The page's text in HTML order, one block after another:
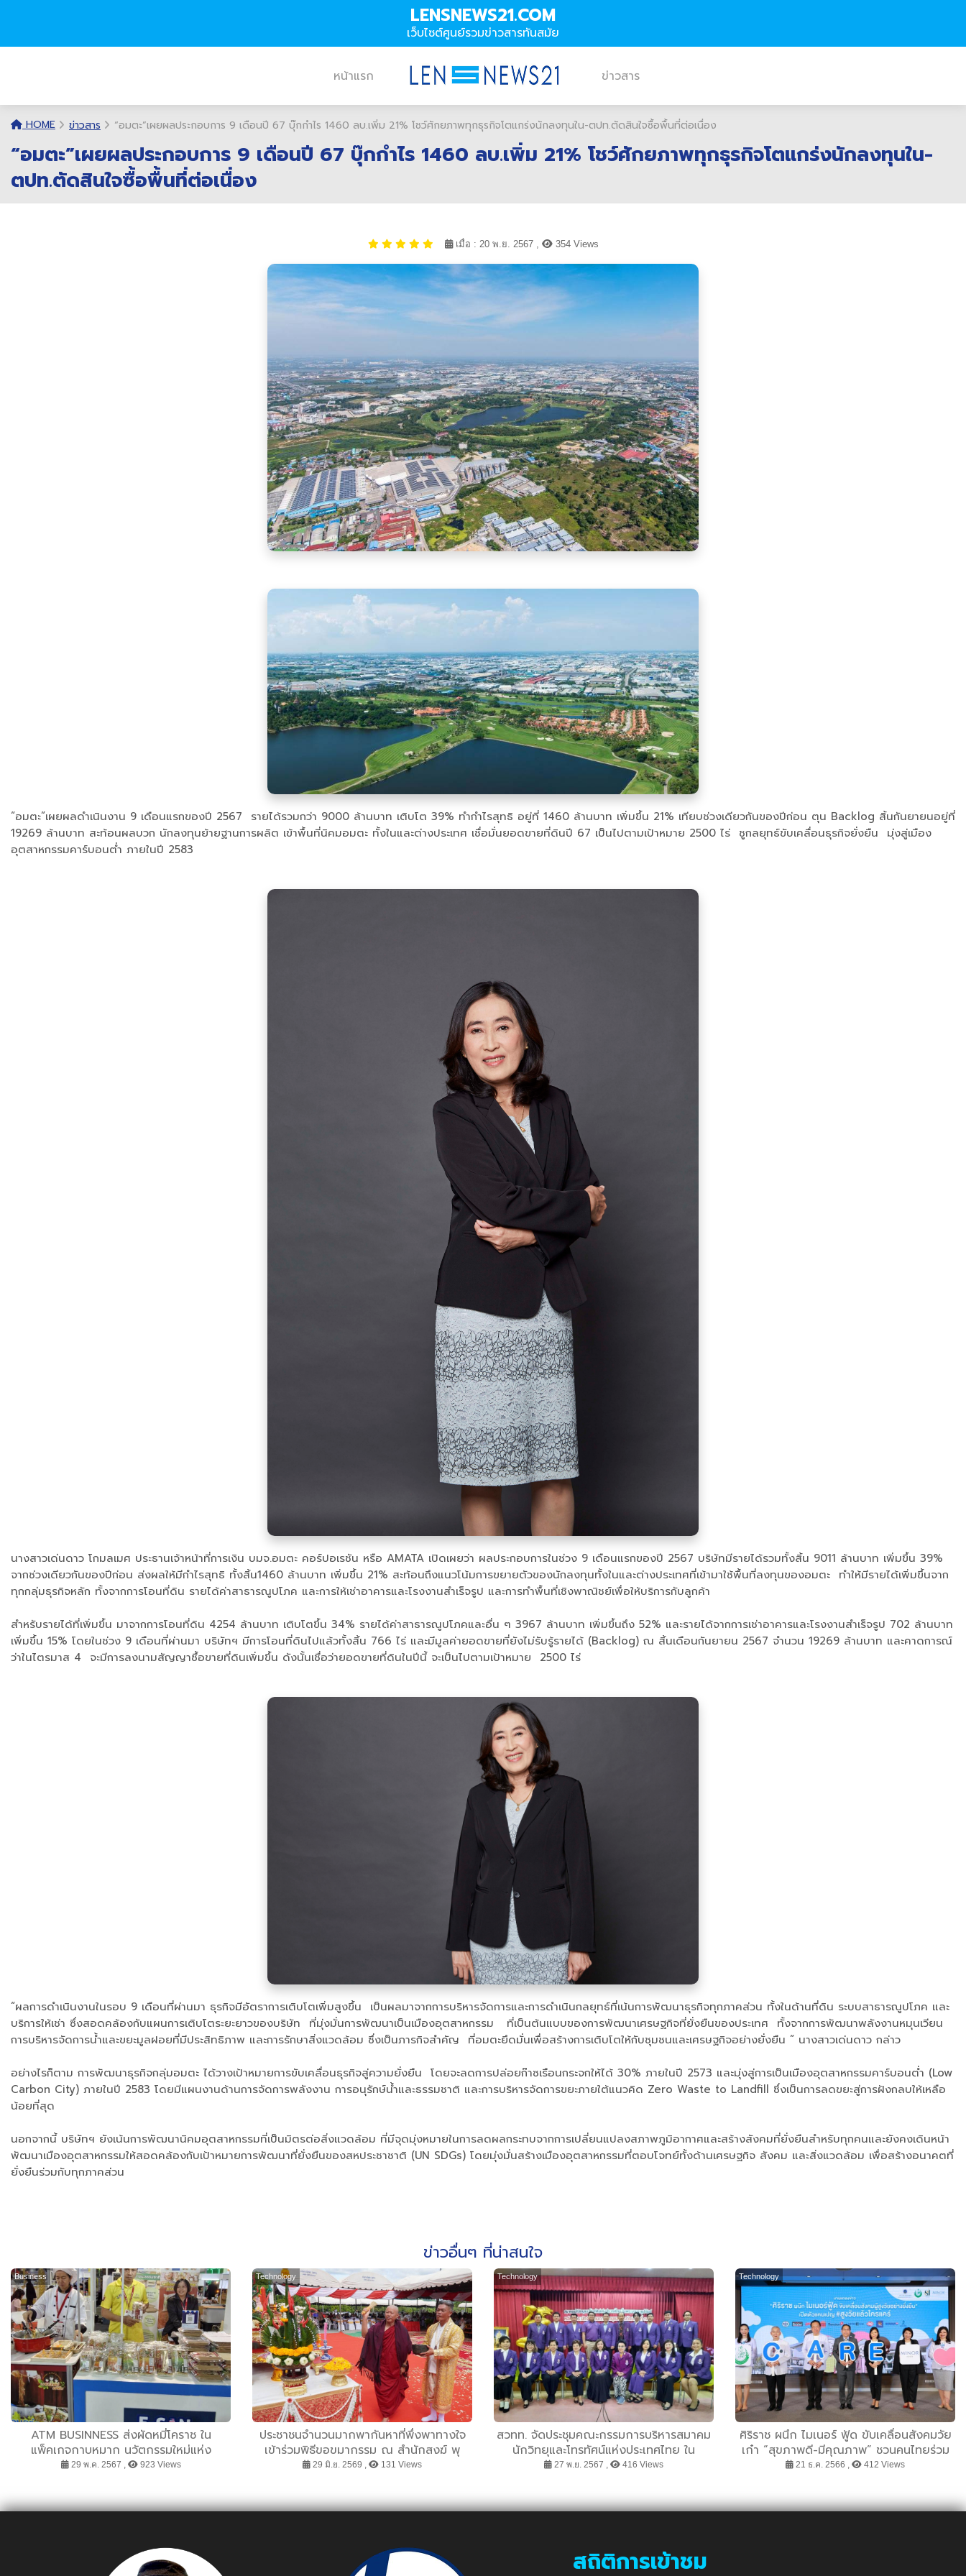
LENSNEWS21.COM
เว็บไซต์ศูนย์รวมข่าวสารทันสมัย
หน้าแรก ข่าวสาร
HOME ข่าวสาร “อมตะ”เผยผลประกอบการ 9 เดือนปี 67 บุ๊กกำไร 1460 ลบ.เพิ่ม 21% โชว์ศักยภาพทุกธุรกิจโตแกร่งนักลงทุนใน-ตปท.ตัดสินใจซื้อพื้นที่ต่อเนื่อง
“อมตะ”เผยผลประกอบการ 9 เดือนปี 67 บุ๊กกำไร 1460 ลบ.เพิ่ม 21% โชว์ศักยภาพทุกธุรกิจโตแกร่งนักลงทุนใน-
ตปท.ตัดสินใจซื้อพื้นที่ต่อเนื่อง
เมื่อ : 20 พ.ย. 2567 , 354 Views
“อมตะ”เผยผลดำเนินงาน 9 เดือนแรกของปี 2567 รายได้รวมกว่า 9000 ล้านบาท เติบโต 39% ทำกำไรสุทธิ อยู่ที่ 1460 ล้านบาท เพิ่มขึ้น 21% เทียบช่วงเดียวกันของปีก่อน ตุน Backlog สิ้นกันยายนอยู่ที่
19269 ล้านบาท สะท้อนผลบวก นักลงทุนย้ายฐานการผลิต เข้าพื้นที่นิคมอมตะ ทั้งในและต่างประเทศ เชื่อมั่นยอดขายที่ดินปี 67 เป็นไปตามเป้าหมาย 2500 ไร่ ชูกลยุทธ์ขับเคลื่อนธุรกิจยั่งยืน มุ่งสู่เมือง
อุตสาหกรรมคาร์บอนต่ำ ภายในปี 2583
นางสาวเด่นดาว โกมลเมศ ประธานเจ้าหน้าที่การเงิน บมจ.อมตะ คอร์ปอเรชัน หรือ AMATA เปิดเผยว่า ผลประกอบการในช่วง 9 เดือนแรกของปี 2567 บริษัทมีรายได้รวมทั้งสิ้น 9011 ล้านบาท เพิ่มขึ้น 39%
จากช่วงเดียวกันของปีก่อน ส่งผลให้มีกำไรสุทธิ ทั้งสิ้น1460 ล้านบาท เพิ่มขึ้น 21% สะท้อนถึงแนวโน้มการขยายตัวของนักลงทุนทั้งในและต่างประเทศที่เข้ามาใช้พื้นที่ลงทุนของอมตะ ทำให้มีรายได้เพิ่มขึ้นจาก
ทุกกลุ่มธุรกิจหลัก ทั้งจากการโอนที่ดิน รายได้ค่าสาธารณูปโภค และการให้เช่าอาคารและโรงงานสำเร็จรูป และการทำพื้นที่เชิงพาณิชย์เพื่อให้บริการกับลูกค้า
สำหรับรายได้ที่เพิ่มขึ้น มาจากการโอนที่ดิน 4254 ล้านบาท เติบโตขึ้น 34% รายได้ค่าสาธารณูปโภคและอื่น ๆ 3967 ล้านบาท เพิ่มขึ้นถึง 52% และรายได้จากการเช่าอาคารและโรงงานสำเร็จรูป 702 ล้านบาท
เพิ่มขึ้น 15% โดยในช่วง 9 เดือนที่ผ่านมา บริษัทฯ มีการโอนที่ดินไปแล้วทั้งสิ้น 766 ไร่ และมีมูลค่ายอดขายที่ยังไม่รับรู้รายได้ (Backlog) ณ สิ้นเดือนกันยายน 2567 จำนวน 19269 ล้านบาท และคาดการณ์
ว่าในไตรมาส 4 จะมีการลงนามสัญญาซื้อขายที่ดินเพิ่มขึ้น ดังนั้นเชื่อว่ายอดขายที่ดินในปีนี้ จะเป็นไปตามเป้าหมาย 2500 ไร่
“ผลการดำเนินงานในรอบ 9 เดือนที่ผ่านมา ธุรกิจมีอัตราการเติบโตเพิ่มสูงขึ้น เป็นผลมาจากการบริหารจัดการและการดำเนินกลยุทธ์ที่เน้นการพัฒนาธุรกิจทุกภาคส่วน ทั้งในด้านที่ดิน ระบบสาธารณูปโภค และ
บริการให้เช่า ซึ่งสอดคล้องกับแผนการเติบโตระยะยาวของบริษัท ที่มุ่งมั่นการพัฒนาเป็นเมืองอุตสาหกรรม ที่เป็นต้นแบบของการพัฒนาเศรษฐกิจที่ยั่งยืนของประเทศ ทั้งจากการพัฒนาพลังงานหมุนเวียน
การบริหารจัดการน้ำและขยะมูลฝอยที่มีประสิทธิภาพ และการรักษาสิ่งแวดล้อม ซึ่งเป็นภารกิจสำคัญ ที่อมตะยึดมั่นเพื่อสร้างการเติบโตให้กับชุมชนและเศรษฐกิจอย่างยั่งยืน ” นางสาวเด่นดาว กล่าว
อย่างไรก็ตาม การพัฒนาธุรกิจกลุ่มอมตะ ได้วางเป้าหมายการขับเคลื่อนธุรกิจสู่ความยั่งยืน โดยจะลดการปล่อยก๊าซเรือนกระจกให้ได้ 30% ภายในปี 2573 และมุ่งสู่การเป็นเมืองอุตสาหกรรมคาร์บอนต่ำ (Low
Carbon City) ภายในปี 2583 โดยมีแผนงานด้านการจัดการพลังงาน การอนุรักษ์น้ำและธรรมชาติ และการบริหารจัดการขยะภายใต้แนวคิด Zero Waste to Landfill ซึ่งเป็นการลดขยะสู่การฝังกลบให้เหลือ
น้อยที่สุด
นอกจากนี้ บริษัทฯ ยังเน้นการพัฒนานิคมอุตสาหกรรมที่เป็นมิตรต่อสิ่งแวดล้อม ที่มีจุดมุ่งหมายในการลดผลกระทบจากการเปลี่ยนแปลงสภาพภูมิอากาศและสร้างสังคมที่ยั่งยืนสำหรับทุกคนและยังคงเดินหน้า
พัฒนาเมืองอุตสาหกรรมให้สอดคล้องกับเป้าหมายการพัฒนาที่ยั่งยืนของสหประชาชาติ (UN SDGs) โดยมุ่งมั่นสร้างเมืองอุตสาหกรรมที่ตอบโจทย์ทั้งด้านเศรษฐกิจ สังคม และสิ่งแวดล้อม เพื่อสร้างอนาคตที่
ยั่งยืนร่วมกับทุกภาคส่วน
ข่าวอื่นๆ ที่น่าสนใจ
Business
ATM BUSINNESS ส่งผัดหมี่โคราช ใน
แพ็คเกจกาบหมาก นวัตกรรมใหม่แห่ง
Packaging ที่เป็นมิตรต่อ สิ่งแวดล้อม ตอบ
29 พ.ค. 2567 , 923 Views
Technology
ประชาชนจำนวนมากพากันหาที่พึ่งพาทางใจ
เข้าร่วมพิธีขอขมากรรม ณ สำนักสงฆ์ พุ
ปะหัง จังหวัดราชบุรี ส่งท้ายเดือน มิถุนายน
ศรัทธา ด้วยมีผลในเชิงประจักษ์ หลายคนชีวิต
29 มิ.ย. 2569 , 131 Views
Technology
สวทท. จัดประชุมคณะกรรมการบริหารสมาคม
นักวิทยุและโทรทัศน์แห่งประเทศไทย ใน
พระบรมราชูปถัมภ์ ชุดใหม่ วาระปี ๒๕๖๗ -
27 พ.ย. 2567 , 416 Views
Technology
ศิริราช ผนึก ไมเนอร์ ฟู้ด ขับเคลื่อนสังคมวัย
เก๋า “สุขภาพดี-มีคุณภาพ” ชวนคนไทยร่วม
สร้างศูนย์วิทยาการเวชศาสตร์ผู้สูงอายุศิริราช
21 ธ.ค. 2566 , 412 Views
สถิติการเข้าชม